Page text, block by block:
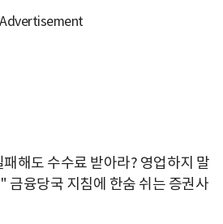
해도 수수료 받아라? 영업하지 말
금융당국 지침에 한숨 쉬는 증권사